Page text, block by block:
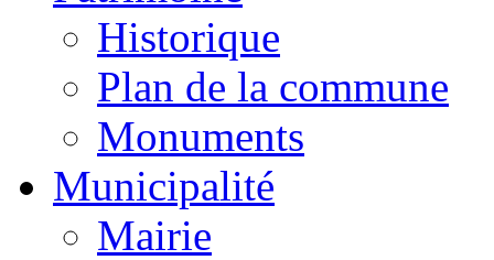
Historique
Plan de la commune
Monuments
Municipalité
Mairie